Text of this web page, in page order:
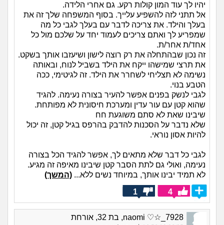
יהיו לך עוד המון קולות רקע. גם אחרי הלידה.
אל תתני לזה להשפיע עלייך. בסוף המשפחה שלך זה את
בעלך והילד. את צריכה לדבר עם בעלך לגבי כל מה
שמפריע לך ואתם צריכים לעמוד יחד על שלכם מול כל
אחד/ת אחר/ת.
זה נכון שבהתחלה את רק רוצה לישון ושיעזבו אותך בשקט.
את תרצי שמישהו ייקח את הילד בשביל לנוח, ובאותה
נשימה לא תצליחי לשחרר את הילד. זה לגיטימי, ככה
הטבע בנוי.
לגבי לנשק בפנים אפשר להעיר בצורה נעימה. להגיד
שהוא קטן עם עור עדין ומערכת חיסונית לא מפותחת.
שיבינו שאת לא סתם משוגעת חח
שלא נדבר על הסכנות להדבק בהרפס בגיל קטן, זה יכול
להיות אסון נוראי.
לגבי כל דבר שלא מתאים לך, אפשר להגיד הכל בצורה
נעימה, ואולי גם לתת הסבר קטן שיבינו מאיפה זה מגיע.
לא תמיד יבינו אותך, במיוחד נשים ללא... (המשך)
4
1
naomi ♡☆_7928, בת 32, אורחת